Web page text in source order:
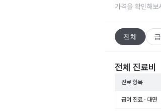
가격을 확인해보
전체
전체 진료비
진료 항목
급여 진료 · 대면